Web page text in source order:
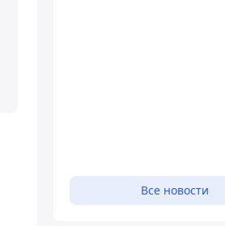
Все новости